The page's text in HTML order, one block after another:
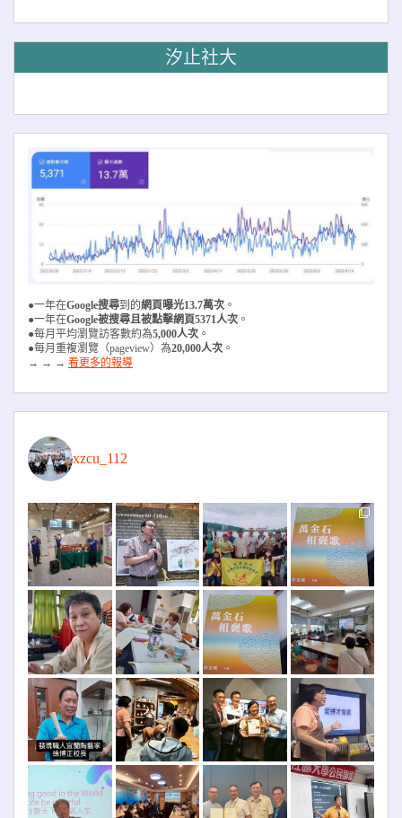
汐止社大
●一年在Google搜尋到的網頁曝光13.7萬次 。
●一年在Google被搜尋且被點擊網頁5371人次 。
●每月平均瀏覽訪客數約為5,000人次 。
●每月重複瀏覽（pageview）為20,000人次 。
→ → → 看更多的報導
xzcu_112